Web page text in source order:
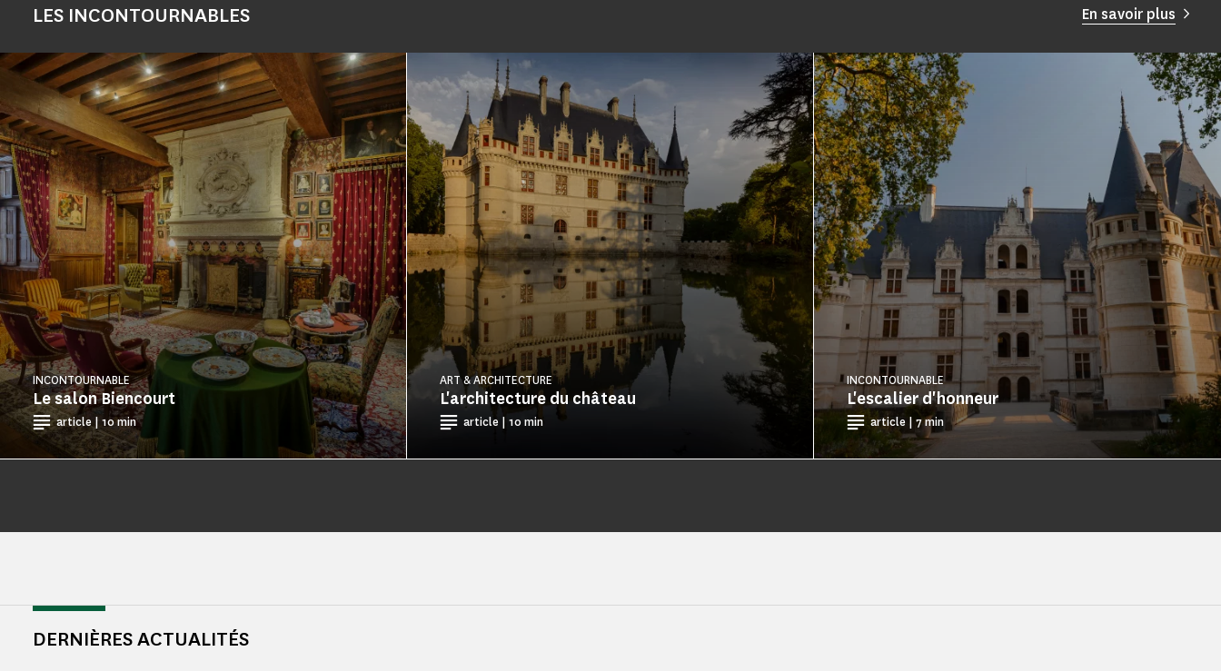
LES INCONTOURNABLES En savoir plus
Le salon Biencourt
INCONTOURNABLE
article | 10 min
L'architecture du château
ART & ARCHITECTURE
article | 10 min
L'escalier d'honneur
INCONTOURNABLE
article | 7 min
DERNIÈRES ACTUALITÉS